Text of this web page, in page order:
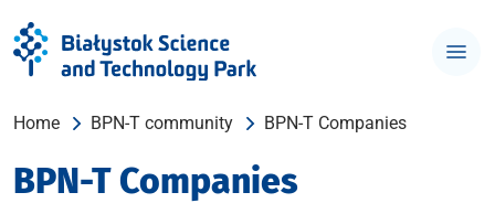
Home BPN-T community BPN-T Companies
BPN-T Companies